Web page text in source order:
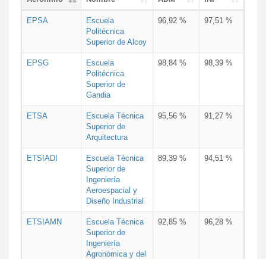
EPSA
Escuela
Politécnica
Superior de Alcoy
96,92 % 97,51 %
EPSG
Escuela
Politécnica
Superior de
Gandia
98,84 % 98,39 %
ETSA
Escuela Técnica
Superior de
Arquitectura
95,56 % 91,27 %
ETSIADI
Escuela Técnica
Superior de
Ingeniería
Aeroespacial y
Diseño Industrial
89,39 % 94,51 %
ETSIAMN
Escuela Técnica
Superior de
Ingeniería
Agronómica y del
92,85 % 96,28 %